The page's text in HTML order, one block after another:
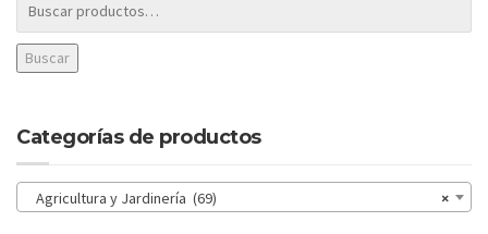
Buscar
Categorías de productos
×
Agricultura y Jardinería (69)